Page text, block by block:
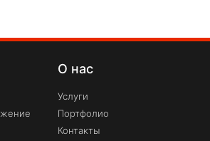
О нас
Услуги
Портфолио
Контакты